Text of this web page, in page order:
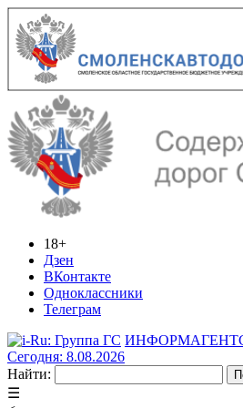
18+
Дзен
ВКонтакте
Одноклассники
Телеграм
Сегодня: 8.08.2026
Найти:
☰